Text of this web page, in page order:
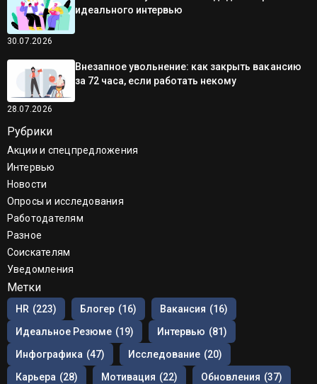
30.07.2026
идеального интервью
28.07.2026
Внезапное увольнение: как закрыть вакансию
за 72 часа, если работать некому
Рубрики
Акции и спецпредложения
Интервью
Новости
Опросы и исследования
Работодателям
Разное
Соискателям
Уведомления
Метки
HR (223) Блогер (16) Вакансия (16)
Идеальное Резюме (19) Интервью (81)
Инфографика (47) Исследование (20)
Карьера (28) Мотивация (22) Обновления (37)